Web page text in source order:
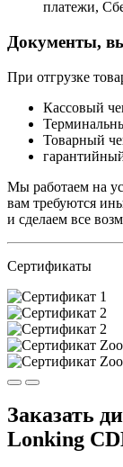
платежи,
Документы,
При отгрузке
Кассовый
Товарный
Мы работаем на
вам требуются
и сделаем все
Сертификаты
Заказать
Lonking